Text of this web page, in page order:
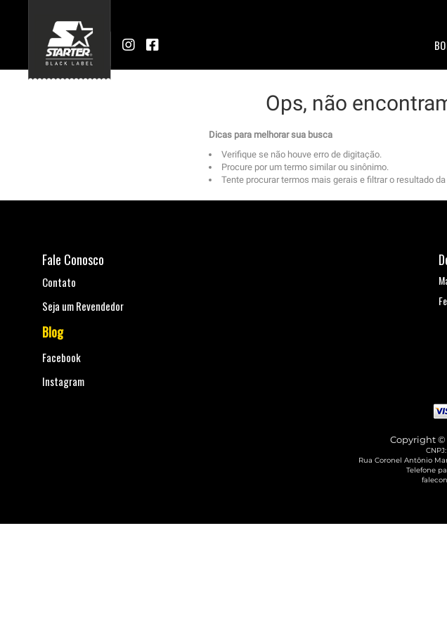
Ops, não
Dicas para melhorar sua busca
Verifique se não houve erro de digitação.
Procure por um termo similar ou sinônimo.
Tente procurar termos mais gerais e filtrar o resultado
Fale Conosco
Contato
Seja um Revendedor
Blog
Facebook
Instagram
Copyright ©
Rua Coronel Antônio
Telefone